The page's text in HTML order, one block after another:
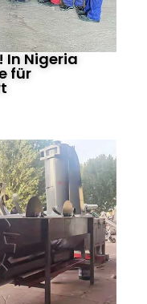
In Nigeria
für